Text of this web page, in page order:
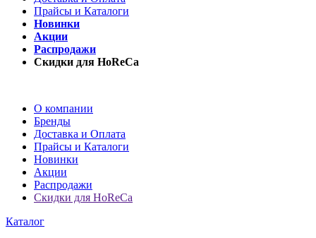
Прайсы и Каталоги
Новинки
Акции
Распродажи
Скидки для HoReCa
О компании
Бренды
Доставка и Оплата
Прайсы и Каталоги
Новинки
Акции
Распродажи
Скидки для HoReCa
Каталог